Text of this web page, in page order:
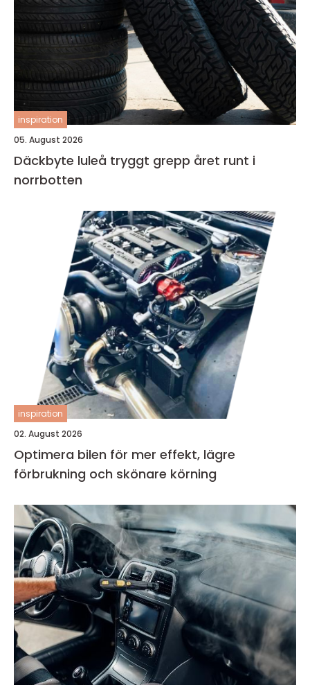
inspiration
05. August 2026
Däckbyte luleå tryggt grepp året runt i
norrbotten
inspiration
02. August 2026
Optimera bilen för mer effekt, lägre
förbrukning och skönare körning